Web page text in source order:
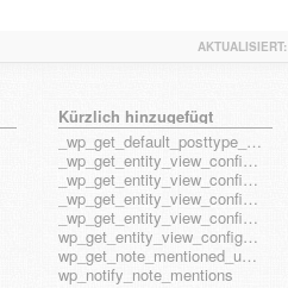
AKTUALISIERT:
Kürzlich hinzugefügt
_wp_get_default_posttype_form
_wp_get_entity_view_config_posttype_page
_wp_get_entity_view_config_posttype_wp_block
_wp_get_entity_view_config_posttype_wp_template
_wp_get_entity_view_config_posttype_wp_template_part
wp_get_entity_view_config_hook_name
wp_get_note_mentioned_user_ids
wp_notify_note_mentions